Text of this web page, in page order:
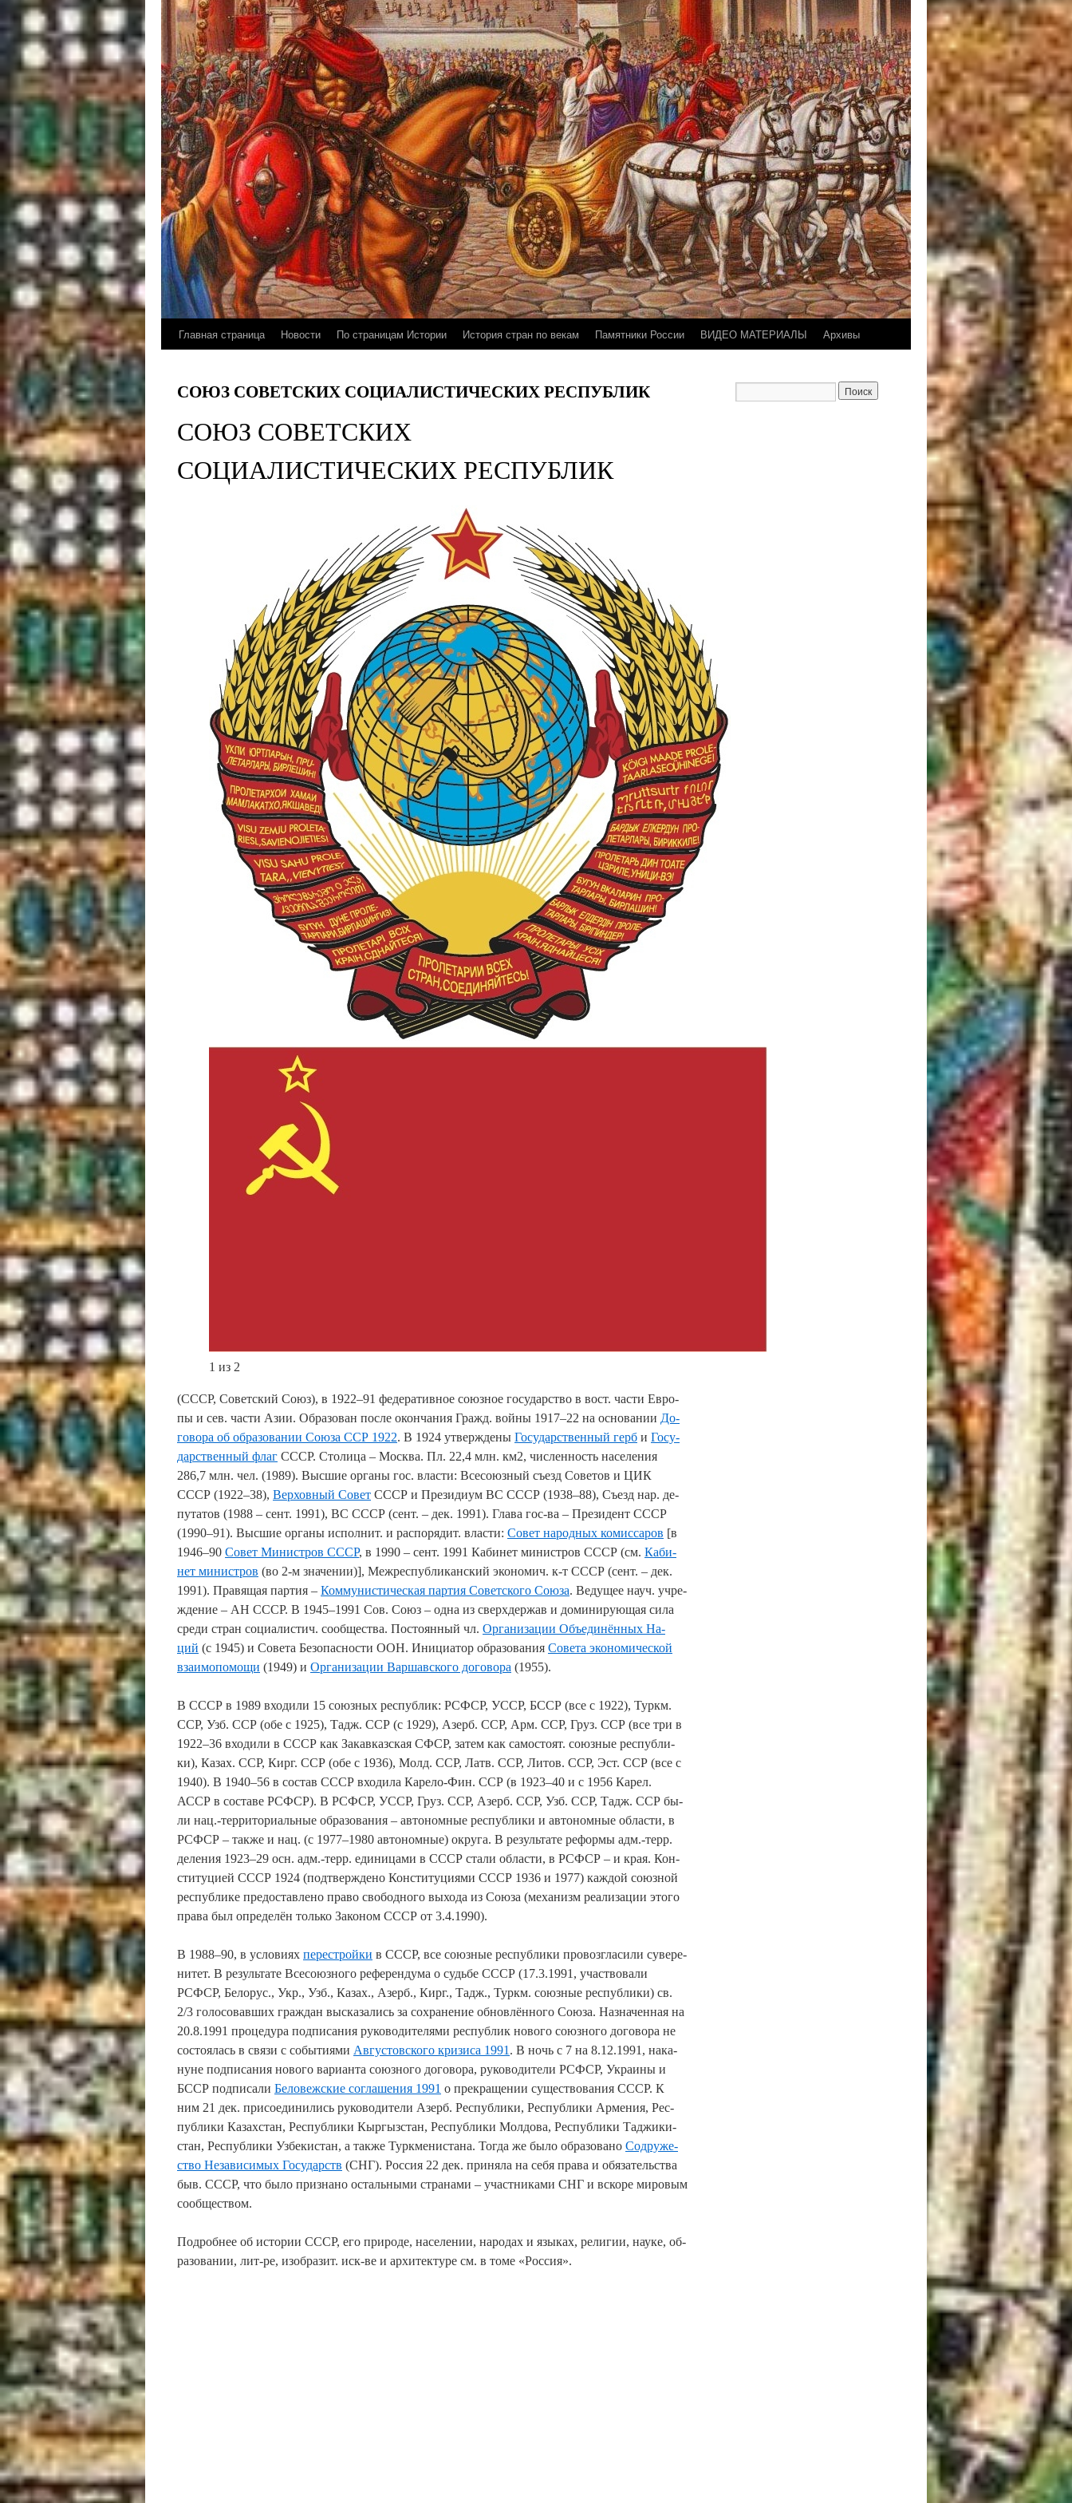
Главная страница Новости По страницам Истории История стран по векам Памятники России ВИДЕО МАТЕРИАЛЫ Архивы
СОЮЗ СОВЕТСКИХ СОЦИАЛИСТИЧЕСКИХ РЕСПУБЛИК
СОЮЗ СОВЕТСКИХ
СОЦИАЛИСТИЧЕСКИХ РЕСПУБЛИК
1 из 2
(СССР, Со­вет­ский Со­юз), в 1922–91 фе­де­ра­тив­ное со­юз­ное го­су­дар­ст­во в вост. час­ти Ев­ро­
пы и сев. час­ти Азии. Об­ра­зо­ван по­сле окон­ча­ния Гражд. вой­ны 1917–22 на ос­но­ва­нии До­
го­во­ра об об­ра­зо­ва­нии Сою­за ССР 1922. В 1924 ут­вер­жде­ны Го­су­дар­ст­вен­ный герб и Го­су­
дар­ст­вен­ный флаг СССР. Сто­ли­ца – Мо­ск­ва. Пл. 22,4 млн. км2, чис­лен­ность на­се­ле­ния
286,7 млн. чел. (1989). Выс­шие ор­га­ны гос. вла­сти: Все­со­юз­ный съезд Со­ве­тов и ЦИК
СССР (1922–38), Вер­хов­ный Со­вет СССР и Пре­зи­ди­ум ВС СССР (1938–88), Съезд нар. де­
пу­та­тов (1988 – сент. 1991), ВС СССР (сент. – дек. 1991). Гла­ва гос-ва – Пре­зи­дент СССР
(1990–91). Выс­шие ор­га­ны ис­пол­нит. и рас­по­ря­дит. вла­сти: Со­вет на­род­ных ко­мис­са­ров [в
1946–90 Со­вет Ми­ни­ст­ров СССР, в 1990 – сент. 1991 Ка­би­нет ми­ни­ст­ров СССР (см. Ка­би­
нет ми­ни­ст­ров (во 2-м зна­че­нии)], Меж­рес­пуб­ли­кан­ский эко­но­мич. к-т СССР (сент. – дек.
1991). Пра­вя­щая пар­тия – Ком­му­ни­сти­че­ская пар­тия Со­вет­ско­го Сою­за. Ве­ду­щее на­уч. уч­ре­
ж­де­ние – АН СССР. В 1945–1991 Сов. Со­юз – од­на из сверх­дер­жав и до­ми­ни­рую­щая си­ла
сре­ди стран со­циа­ли­стич. со­об­ще­ст­ва. По­сто­ян­ный чл. Ор­га­ни­за­ции Объ­е­ди­нён­ных На­
ций (с 1945) и Со­ве­та Безо­пас­но­сти ООН. Ини­циа­тор об­ра­зо­ва­ния Со­ве­та эко­но­ми­че­ской
взаи­мо­по­мо­щи (1949) и Ор­га­ни­за­ции Вар­шав­ско­го до­го­во­ра (1955).
В СССР в 1989 вхо­ди­ли 15 со­юз­ных рес­пуб­лик: РСФСР, УССР, БССР (все с 1922), Туркм.
ССР, Узб. ССР (обе с 1925), Тадж. ССР (с 1929), Азерб. ССР, Арм. ССР, Груз. ССР (все три в
1922–36 вхо­ди­ли в СССР как За­кав­каз­ская СФСР, за­тем как са­мо­сто­ят. со­юз­ные рес­пуб­ли­
ки), Ка­зах. ССР, Кирг. ССР (обе с 1936), Молд. ССР, Латв. ССР, Ли­тов. ССР, Эст. ССР (все с
1940). В 1940–56 в со­став СССР вхо­ди­ла Ка­ре­ло-Фин. ССР (в 1923–40 и с 1956 Ка­рел.
АССР в со­ста­ве РСФСР). В РСФСР, УССР, Груз. ССР, Азерб. ССР, Узб. ССР, Тадж. ССР бы­
ли нац.-тер­ри­то­ри­аль­ные об­ра­зо­ва­ния – ав­то­ном­ные рес­пуб­ли­ки и ав­то­ном­ные об­лас­ти, в
РСФСР – так­же и нац. (с 1977–1980 ав­то­ном­ные) ок­ру­га. В ре­зуль­та­те ре­фор­мы адм.-терр.
де­ле­ния 1923–29 осн. адм.-терр. еди­ни­ца­ми в СССР ста­ли об­лас­ти, в РСФСР – и края. Кон­
сти­ту­ци­ей СССР 1924 (под­твер­жде­но Кон­сти­ту­ция­ми СССР 1936 и 1977) ка­ж­дой со­юз­ной
рес­пуб­ли­ке пре­дос­тав­ле­но пра­во сво­бод­но­го вы­хо­да из Сою­за (ме­ха­низм реа­ли­за­ции это­го
пра­ва был оп­ре­де­лён толь­ко За­ко­ном СССР от 3.4.1990).
В 1988–90, в ус­ло­ви­ях пе­ре­строй­ки в СССР, все со­юз­ные рес­пуб­ли­ки про­воз­гла­си­ли су­ве­ре­
ни­тет. В ре­зуль­та­те Все­со­юз­но­го ре­фе­рен­ду­ма о судь­бе СССР (17.3.1991, уча­ст­во­ва­ли
РСФСР, Бе­ло­рус., Укр., Узб., Ка­зах., Азерб., Кирг., Тадж., Туркм. со­юз­ные рес­пуб­ли­ки) св.
2/3 го­ло­со­вав­ших гра­ж­дан вы­ска­за­лись за со­хра­не­ние об­нов­лён­но­го Сою­за. На­зна­чен­ная на
20.8.1991 про­це­ду­ра под­пи­са­ния ру­ко­во­ди­те­ля­ми рес­пуб­лик но­во­го со­юз­но­го до­го­во­ра не
со­стоя­лась в свя­зи с со­бы­тия­ми Ав­гу­стов­ско­го кри­зи­са 1991 . В ночь с 7 на 8.12.1991, на­ка­
ну­не под­пи­са­ния но­во­го ва­ри­ан­та со­юз­но­го до­го­во­ра, ру­ко­во­ди­те­ли РСФСР, Ук­раи­ны и
БССР под­пи­са­ли Бе­ло­веж­ские со­гла­ше­ния 1991 о пре­кра­ще­нии су­ще­ст­во­ва­ния СССР. К
ним 21 дек. при­со­е­ди­ни­лись ру­ко­во­ди­те­ли Азерб. Рес­пуб­ли­ки, Рес­пуб­ли­ки Ар­ме­ния, Рес­
пуб­ли­ки Ка­зах­стан, Рес­пуб­ли­ки Кыр­гыз­стан, Рес­пуб­ли­ки Мол­до­ва, Рес­пуб­ли­ки Тад­жи­ки­
стан, Рес­пуб­ли­ки Уз­бе­ки­стан, а так­же Турк­ме­ни­ста­на. То­гда же бы­ло об­ра­зо­ва­но Со­дру­же­
ст­во Не­за­ви­си­мых Го­су­дарств (СНГ). Рос­сия 22 дек. при­ня­ла на се­бя пра­ва и обя­за­тельст­ва
быв. СССР, что бы­ло при­зна­но ос­таль­ны­ми стра­на­ми – уча­ст­ни­ка­ми СНГ и вско­ре ми­ро­вым
со­об­ще­ст­вом.
Под­роб­нее об ис­то­рии СССР, его при­ро­де, на­селе­нии, на­ро­дах и язы­ках, ре­ли­гии, нау­ке, об­
ра­зо­ва­нии, лит-ре, изо­бра­зит. иск-ве и ар­хи­тек­ту­ре см. в то­ме «Рос­сия».